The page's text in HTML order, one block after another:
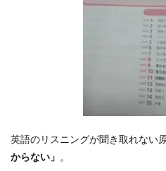
英語のリスニングが聞き取れない原
からない」 。